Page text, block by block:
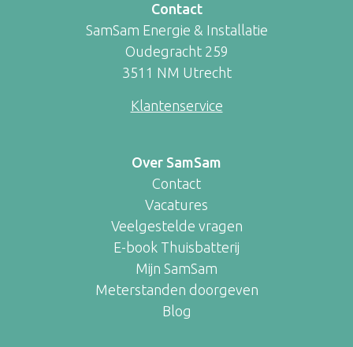
Contact
SamSam Energie & Installatie
Oudegracht 259
3511 NM Utrecht
Klantenservice
Over SamSam
Contact
Vacatures
Veelgestelde vragen
E-book Thuisbatterij
Mijn SamSam
Meterstanden doorgeven
Blog